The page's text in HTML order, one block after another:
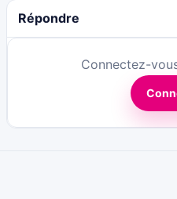
Répondre
Connectez-